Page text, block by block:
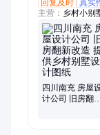
回复及时 真实
主营： 乡村小别
施工
四川南充 房屋
计公司 旧房翻新